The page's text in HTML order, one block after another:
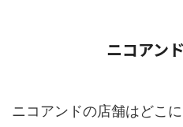
ニコアン
ニコアンドの店舗はどこ